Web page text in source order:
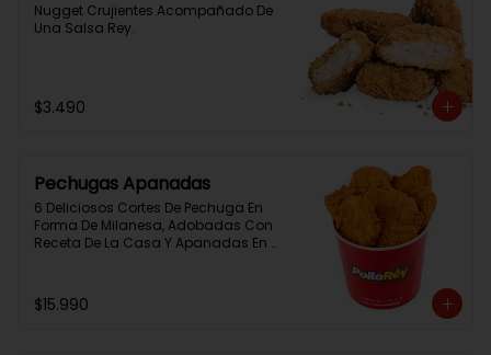
Nugget Crujientes Acompañado De
Una Salsa Rey.
$3.490
Pechugas Apanadas
6 Deliciosos Cortes De Pechuga En
Forma De Milanesa, Adobadas Con
Receta De La Casa Y Apanadas En
$15.990